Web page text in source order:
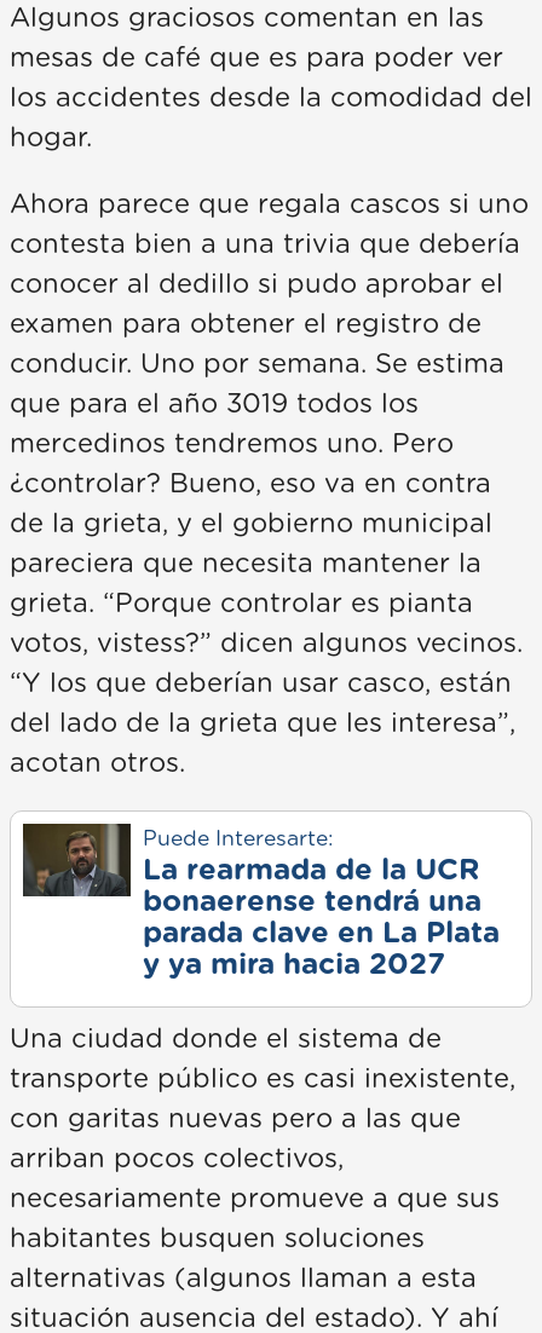
Algunos graciosos comentan en las
mesas de café que es para poder ver
los accidentes desde la comodidad del
hogar.
Ahora parece que regala cascos si uno
contesta bien a una trivia que debería
conocer al dedillo si pudo aprobar el
examen para obtener el registro de
conducir. Uno por semana. Se estima
que para el año 3019 todos los
mercedinos tendremos uno. Pero
¿controlar? Bueno, eso va en contra
de la grieta, y el gobierno municipal
pareciera que necesita mantener la
grieta. “Porque controlar es pianta
votos, vistess?” dicen algunos vecinos.
“Y los que deberían usar casco, están
del lado de la grieta que les interesa”,
acotan otros.
Puede Interesarte:
La rearmada de la UCR
bonaerense tendrá una
parada clave en La Plata
y ya mira hacia 2027
Una ciudad donde el sistema de
transporte público es casi inexistente,
con garitas nuevas pero a las que
arriban pocos colectivos,
necesariamente promueve a que sus
habitantes busquen soluciones
alternativas (algunos llaman a esta
situación ausencia del estado). Y ahí